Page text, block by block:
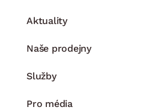
Aktuality
Naše prodejny
Služby
Pro média